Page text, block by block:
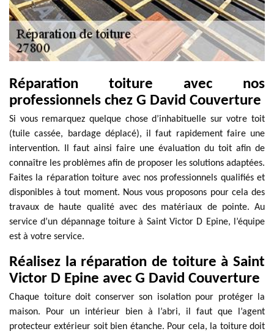
Réparation toiture avec nos
professionnels chez G David Couverture
Si vous remarquez quelque chose d’inhabituelle sur votre toit
(tuile cassée, bardage déplacé), il faut rapidement faire une
intervention. Il faut ainsi faire une évaluation du toit afin de
connaître les problèmes afin de proposer les solutions adaptées.
Faites la réparation toiture avec nos professionnels qualifiés et
disponibles à tout moment. Nous vous proposons pour cela des
travaux de haute qualité avec des matériaux de pointe. Au
service d’un dépannage toiture à Saint Victor D Epine, l’équipe
est à votre service.
Réalisez la réparation de toiture à Saint
Victor D Epine avec G David Couverture
Chaque toiture doit conserver son isolation pour protéger la
maison. Pour un intérieur bien à l’abri, il faut que l’agent
protecteur extérieur soit bien étanche. Pour cela, la toiture doit